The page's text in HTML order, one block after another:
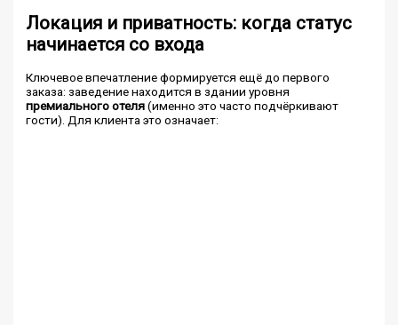
Локация и приватность: когда статус
начинается со входа
Ключевое впечатление формируется ещё до первого
заказа: заведение находится в здании уровня
премиального отеля(именно это часто подчёркивают
гости). Для клиента это означает: